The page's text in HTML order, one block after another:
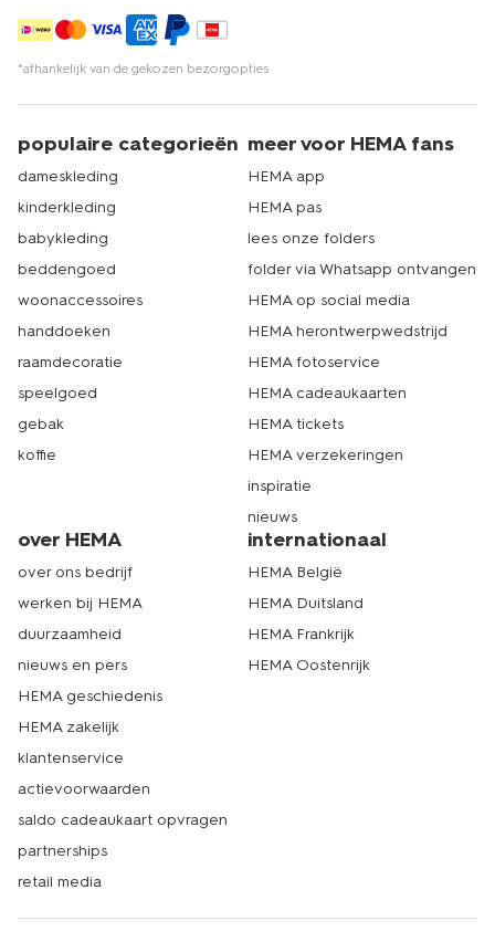
*afhankelijk van de gekozen bezorgopties
populaire categorieën
dameskleding
kinderkleding
babykleding
beddengoed
woonaccessoires
handdoeken
raamdecoratie
speelgoed
gebak
koffie
meer voor HEMA fans
HEMA app
HEMA pas
lees onze folders
folder via Whatsapp ontvangen
HEMA op social media
HEMA herontwerpwedstrijd
HEMA fotoservice
HEMA cadeaukaarten
HEMA tickets
HEMA verzekeringen
inspiratie
nieuws
over HEMA
over ons bedrijf
werken bij HEMA
duurzaamheid
nieuws en pers
HEMA geschiedenis
HEMA zakelijk
klantenservice
actievoorwaarden
saldo cadeaukaart opvragen
partnerships
retail media
internationaal
HEMA België
HEMA Duitsland
HEMA Frankrijk
HEMA Oostenrijk